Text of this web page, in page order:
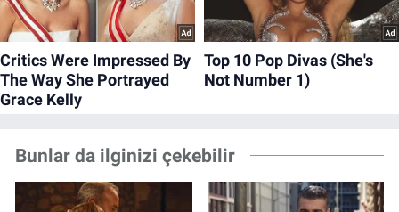
Bunlar da ilginizi çekebilir